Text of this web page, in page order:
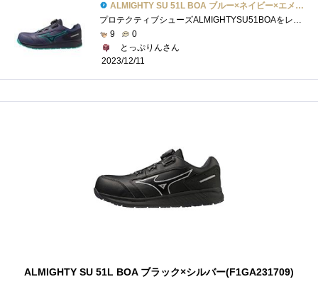
ALMIGHTY SU 51L BOA ブルー×ネイビー×エメラルドグリーン(F1GA231727)
プロテクティブシューズALMIGHTYSU51BOAをレビューします。カラーNo27ブルー×ネイビー×エメラルドグリーン 作業現場での使用を前提としたワ...
9
0
とっぷりんさん
2023/12/11
ALMIGHTY SU 51L BOA ブラック×シルバー(F1GA231709)